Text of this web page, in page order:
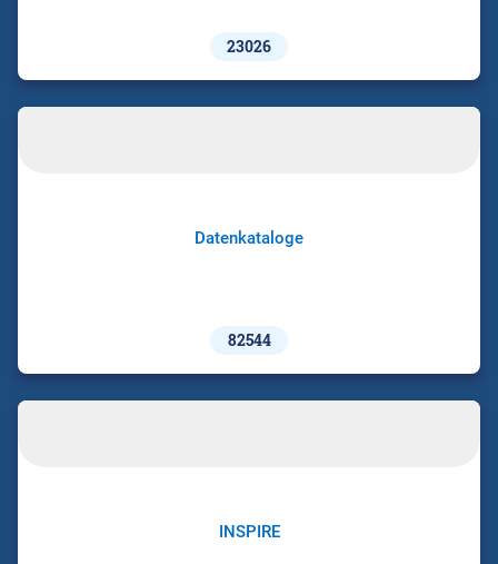
23026
Datenkataloge
82544
INSPIRE